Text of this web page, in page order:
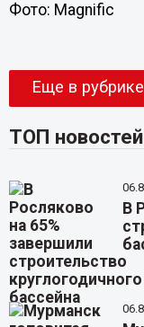
Фото: Magnific
Еще в рубрике
ТОП новостей
В